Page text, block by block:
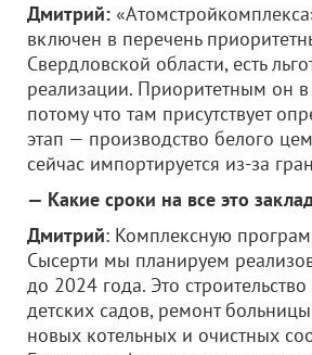
Дмитрий:
включен в перечень
Свердловской области, есть
реализации. Приоритетным он в
потому что там присутствует
этап — производство белого
сейчас импортируется из-за
— Какие сроки на все это
Дмитрий: Комплексную
Сысерти мы планируем
до 2024 года. Это
детских садов, ремонт
новых котельных и очистных